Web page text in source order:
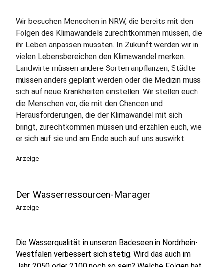
Wir besuchen Menschen in NRW, die bereits mit den
Folgen des Klimawandels zurechtkommen müssen, die
ihr Leben anpassen mussten. In Zukunft werden wir in
vielen Lebensbereichen den Klimawandel merken.
Landwirte müssen andere Sorten anpflanzen, Städte
müssen anders geplant werden oder die Medizin muss
sich auf neue Krankheiten einstellen. Wir stellen euch
die Menschen vor, die mit den Chancen und
Herausforderungen, die der Klimawandel mit sich
bringt, zurechtkommen müssen und erzählen euch, wie
er sich auf sie und am Ende auch auf uns auswirkt.
Anzeige
Der Wasserressourcen-Manager
Anzeige
Die Wasserqualität in unseren Badeseen in Nordrhein-
Westfalen verbessert sich stetig. Wird das auch im